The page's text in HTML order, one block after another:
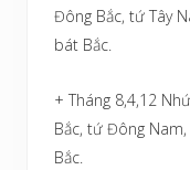
Đông Bắc, tứ Tây
bát Bắc.
+ Tháng 8,4,12
Bắc, tứ Đông
Bắc.